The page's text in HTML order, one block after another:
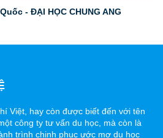
- ĐẠI HỌC CHUNG ANG
Việt, hay còn được biết đến với tên
công ty tư vấn du học, mà còn là
trình chinh phục ước mơ du học